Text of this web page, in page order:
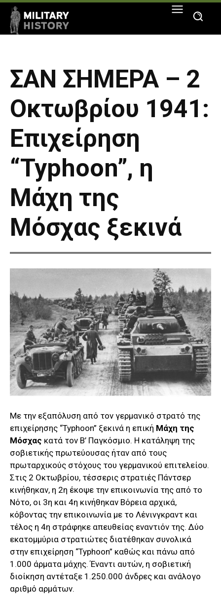
ΣΑΝ ΣΗΜΕΡΑ – 2
Οκτωβρίου 1941:
Επιχείρηση
“Typhoon”, η
Μάχη της
Μόσχας ξεκινά
Με την εξαπόλυση από τον γερμανικό στρατό της
επιχείρησης “Typhoon” ξεκινά η επική Μάχη της
Μόσχας κατά τον Β’ Παγκόσμιο. H κατάληψη της
σοβιετικής πρωτεύουσας ήταν από τους
πρωταρχικούς στόχους του γερμανικού επιτελείου.
Στις 2 Οκτωβρίου, τέσσερις στρατιές Πάντσερ
κινήθηκαν, η 2η έκοψε την επικοινωνία της από το
Νότο, οι 3η και 4η κινήθηκαν Βόρεια αρχικά,
κόβοντας την επικοινωνία με το Λένινγκραντ και
τέλος η 4η στράφηκε απευθείας εναντιόν της. Δύο
εκατομμύρια στρατιώτες διατέθηκαν συνολικά
στην επιχείρηση “Typhoon” καθώς και πάνω από
1.000 άρματα μάχης. Έναντι αυτών, η σοβιετική
διοίκηση αντέταξε 1.250.000 άνδρες και ανάλογο
αριθμό αρμάτων.